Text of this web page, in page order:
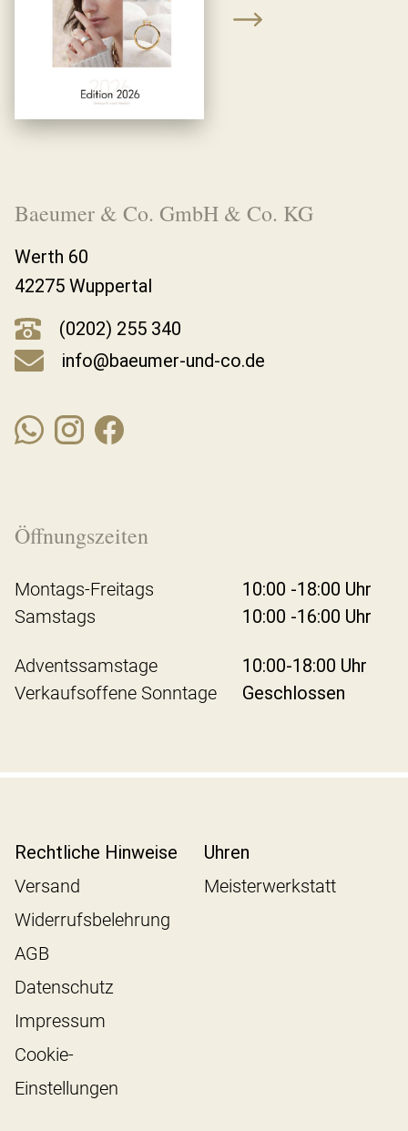
Baeumer & Co. GmbH & Co. KG
Werth 60
42275 Wuppertal
(0202) 255 340
info@baeumer-und-co.de
Öffnungszeiten
Montags-Freitags
10:00 -18:00 Uhr
Samstags
10:00 -16:00 Uhr
Adventssamstage
10:00-18:00 Uhr
Verkaufsoffene Sonntage
Geschlossen
Rechtliche Hinweise
Versand
Widerrufsbelehrung
AGB
Datenschutz
Impressum
Cookie-
Einstellungen
Uhren
Meisterwerkstatt